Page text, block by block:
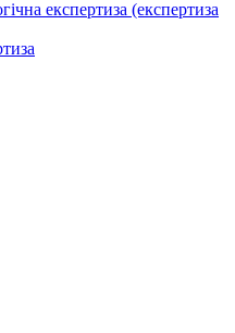
експертиза (експертиза